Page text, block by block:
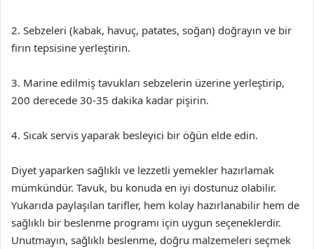
2. Sebzeleri (kabak, havuç, patates, soğan) doğrayın ve bir
fırın tepsisine yerleştirin.
3. Marine edilmiş tavukları sebzelerin üzerine yerleştirip,
200 derecede 30-35 dakika kadar pişirin.
4. Sıcak servis yaparak besleyici bir öğün elde edin.
Diyet yaparken sağlıklı ve lezzetli yemekler hazırlamak
mümkündür. Tavuk, bu konuda en iyi dostunuz olabilir.
Yukarıda paylaşılan tarifler, hem kolay hazırlanabilir hem de
sağlıklı bir beslenme programı için uygun seçeneklerdir.
Unutmayın, sağlıklı beslenme, doğru malzemeleri seçmek